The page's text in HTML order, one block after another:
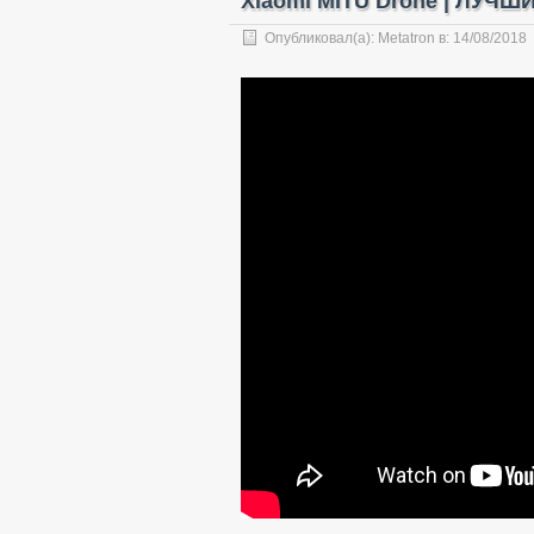
Опубликовал(а): Metatron в: 14/08/2018